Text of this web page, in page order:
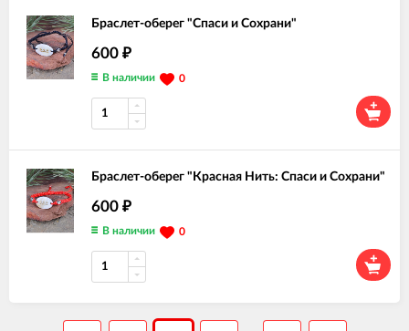
Браслет-оберег "Спаси и Сохрани"
600 ₽
В наличии 0
Браслет-оберег "Красная Нить: Спаси и Сохрани"
600 ₽
В наличии 0